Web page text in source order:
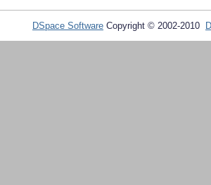
DSpace Software Copyright © 2002-2010